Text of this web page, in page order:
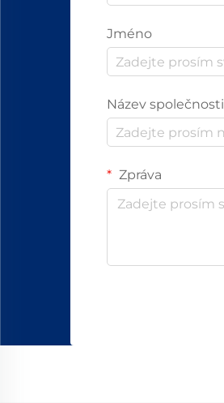
Jméno
Název společnosti
Zpráva